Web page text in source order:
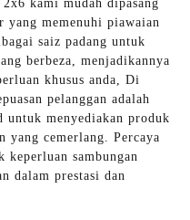
kami mudah dipasang
yang memenuhi piawaian
saiz padang untuk
berbeza, menjadikannya
khusus anda, Di
pelanggan adalah
untuk menyediakan produk
cemerlang. Percaya
keperluan sambungan
dalam prestasi dan